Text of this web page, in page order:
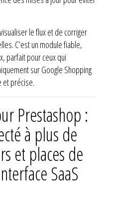
le flux et de corriger
C’est un module fiable,
parfait pour ceux qui
sur Google Shopping
et précise.
Prestashop :
à plus de
et places de
SaaS